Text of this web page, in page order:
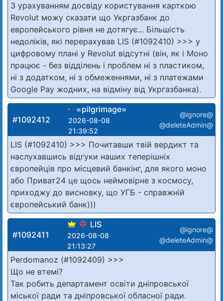
З урахуванням досвіду користування карткою
Revolut можу сказати що Укргазбанк до
европейського рівня не дотягує... Більшість
недоліків, які перерахував LIS (#1092410) >>> у
цифровому плані у Revolut відсутні (він, як і Моно
працює - без відділень і проблем ні з пластиком,
ні з додатком, ні з обмеженнями, ні з платежами
Google Pay жодних, на відміну від Укргазбанка).
#1092412
=pilgrimage=
2026-08-08
21:39:52
@ignore@
@deleteAdmin@
LIS (#1092410) >>> Почитавши твій вердикт та
наслухавшись відгуки наших теперішніх
європейців про місцевий банкінг, для якого моно
або Приват24 це щось неймовірне з космосу,
приходжу до висновку, що УГБ - справжній
європейський банк)))
#1092411
LIS
2026-08-08
21:13:27
@ignore@
@deleteAdmin@
Perdomanoz (#1092409) >>>
Що не втемі?
Так робить департамент освіти дніпровської
міської ради та дніпровської обласної ради.